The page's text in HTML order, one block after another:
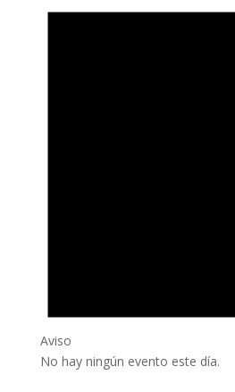
Aviso
No hay ningún evento este día.